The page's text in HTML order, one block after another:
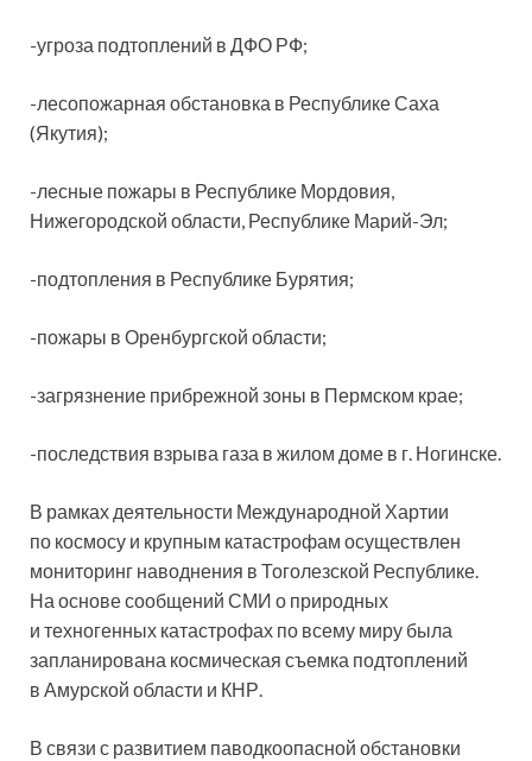
-угроза подтоплений в ДФО РФ;
-лесопожарная обстановка в Республике Саха
(Якутия);
-лесные пожары в Республике Мордовия,
Нижегородской области, Республике Марий-Эл;
-подтопления в Республике Бурятия;
-пожары в Оренбургской области;
-загрязнение прибрежной зоны в Пермском крае;
-последствия взрыва газа в жилом доме в г. Ногинске.
В рамках деятельности Международной Хартии
по космосу и крупным катастрофам осуществлен
мониторинг наводнения в Тоголезской Республике.
На основе сообщений СМИ о природных
и техногенных катастрофах по всему миру была
запланирована космическая съемка подтоплений
в Амурской области и КНР.
В связи с развитием паводкоопасной обстановки